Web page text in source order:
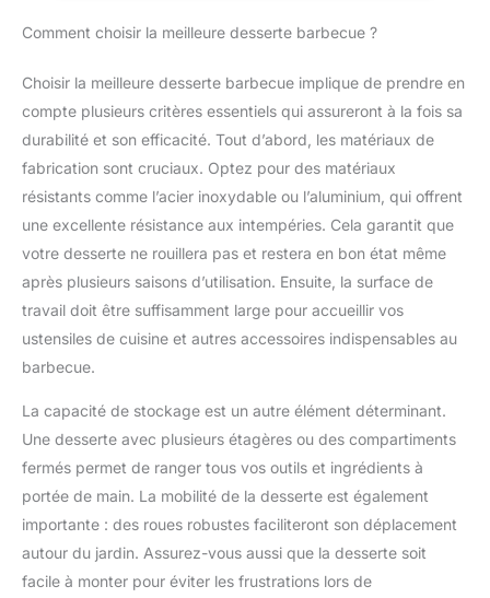
économiser de l'espace de rangement. De plus, les bords de
Nombreux Accessoires : La structure des étagères à double
pour votre four à pizza, votre bois de chauffage, votre
barbecue ou votre matériel de cuisine. Le chariot modulaire
portable est équipé de 4 crochets qui peuvent être utilisés
pour suspendre des accessoires de cuisine et divers outils. Il
est également livré avec une nappe en PVC pour réduire les
rayures sur le plateau de la table pendant l'utilisation. Capacité
soufflage utilisées par la plupart des produits similaires sur le
marché, nous avons opté pour des roues moulées par injection
de meilleure qualité, d'un poids de 130 g par roue, offrant une
capacité de charge supérieure. Le corps est fabriqué à partir
de matériaux extrêmement durables et le panneau peut
supporter dynamiquement un poids allant jusqu'à 100 kg.
multifonctionnelle est accompagnée d'instructions d'installation
sont placés dans des sections séparées pour un assemblage
est très facile à nettoyer et peut être nettoyé à l'aide d'un
Comment choisir la meilleure desserte barbecue ?
Choisir la meilleure desserte barbecue implique de prendre en
compte plusieurs critères essentiels qui assureront à la fois sa
durabilité et son efficacité. Tout d’abord, les matériaux de
fabrication sont cruciaux. Optez pour des matériaux
résistants comme l’acier inoxydable ou l’aluminium, qui offrent
une excellente résistance aux intempéries. Cela garantit que
votre desserte ne rouillera pas et restera en bon état même
après plusieurs saisons d’utilisation. Ensuite, la surface de
travail doit être suffisamment large pour accueillir vos
ustensiles de cuisine et autres accessoires indispensables au
barbecue.
La capacité de stockage est un autre élément déterminant.
Une desserte avec plusieurs étagères ou des compartiments
fermés permet de ranger tous vos outils et ingrédients à
portée de main. La mobilité de la desserte est également
importante : des roues robustes faciliteront son déplacement
autour du jardin. Assurez-vous aussi que la desserte soit
facile à monter pour éviter les frustrations lors de